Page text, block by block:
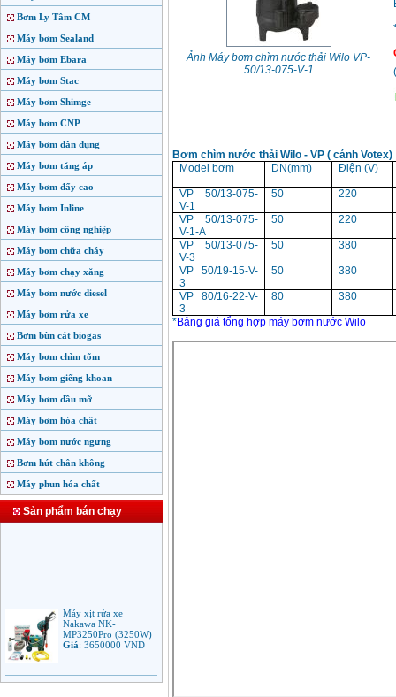
Bơm Ly Tâm CM
Máy bơm Sealand
Máy bơm Ebara
Máy bơm Stac
Máy bơm Shimge
Máy bơm CNP
Máy bơm dân dụng
Máy bơm tăng áp
Máy bơm đẩy cao
Máy bơm Inline
Máy bơm công nghiệp
Máy bơm chữa cháy
Máy bơm chạy xăng
Máy bơm nước diesel
Máy bơm rửa xe
Bơm bùn cát biogas
Máy bơm chìm tõm
Máy bơm giếng khoan
Máy bơm dầu mỡ
Máy bơm hóa chất
Máy bơm nước ngưng
Bơm hút chân không
Máy phun hóa chất
Sản phẩm bán chạy
Nakawa NK-
MP3250Pro (3250W)
Giá:3650000VND
Máy phun rửa áp lực
Ảnh Máy bơm chìm nước thải Wilo VP-
50/13-075-V-1
(
Bơm chìm nước thải Wilo - VP ( cánh Votex)
Model bơm
DN(mm) Điện (V)
VP 50/13-075-
V-1
50 220
VP 50/13-075-
V-1-A
50 220
VP 50/13-075-
V-3
50 380
VP 50/19-15-V-
3
50 380
VP 80/16-22-V-
3
80 380
*Bảng giá tổng hợp máy bơm nước Wilo